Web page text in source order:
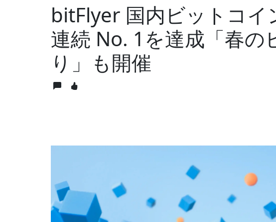
bitFlyer 国内ビットコイ
連続 No. 1を達成「春の
り」も開催